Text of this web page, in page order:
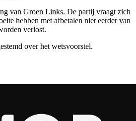
van Groen Links. De partij vraagt zich
hebben met afbetalen niet eerder van
verlost.
over het wetsvoorstel.